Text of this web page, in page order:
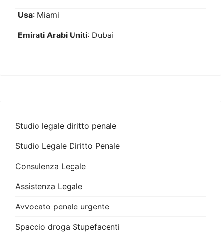
Usa: Miami
Emirati Arabi Uniti: Dubai
Studio legale diritto penale
Studio Legale Diritto Penale
Consulenza Legale
Assistenza Legale
Avvocato penale urgente
Spaccio droga Stupefacenti